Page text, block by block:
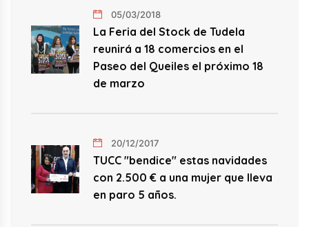
05/03/2018
La Feria del Stock de Tudela
reunirá a 18 comercios en el
Paseo del Queiles el próximo 18
de marzo
20/12/2017
TUCC "bendice" estas navidades
con 2.500 € a una mujer que lleva
en paro 5 años.